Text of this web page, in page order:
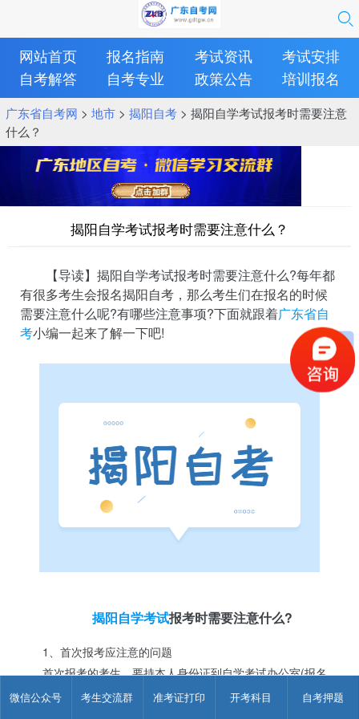
微信公众号 考生交流群 准考证打印 开考科目 自考押题
网站首页 报名指南 考试资讯
考试安排
自考解答
自考专业 政策公告 培训报名
广东省自考网 > 地市> 揭阳自考> 揭阳自学考试报考时需要注意
什么？
揭阳自学考试报考时需要注意什么？
【导读】揭阳自学考试报考时需要注意什么?每年都
有很多考生会报名揭阳自考，那么考生们在报名的时候
需要注意什么呢?有哪些注意事项?下面就跟着广东省自
考小编一起来了解一下吧!
揭阳自学考试报考时需要注意什么?
1、首次报考应注意的问题
首次报考的考生，要持本人身份证到自学考试办公室(报名
站)办理报名手续。报名时须按规定缴报名费，填写《报考登记
表》或《机读报考卡》，并交一寸同底免冠正面半身近照两张。